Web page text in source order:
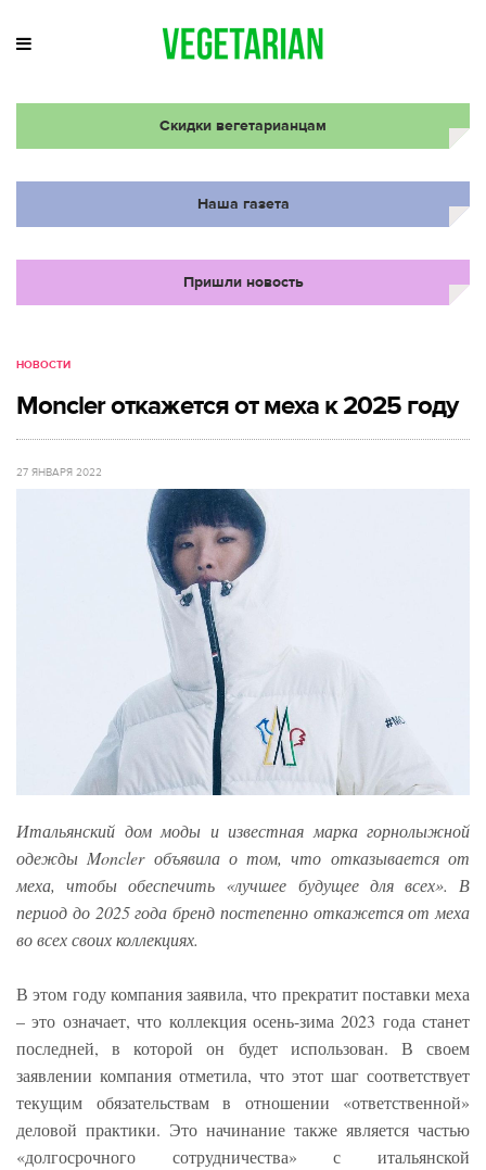
Скидки вегетарианцам
Наша газета
Пришли новость
НОВОСТИ
Moncler откажется от меха к 2025 году
27 ЯНВАРЯ 2022
Итальянский дом моды и известная марка горнолыжной
одежды Moncler объявила о том, что отказывается от
меха, чтобы обеспечить «лучшее будущее для всех». В
период до 2025 года бренд постепенно откажется от меха
во всех своих коллекциях.
В этом году компания заявила, что прекратит поставки меха
– это означает, что коллекция осень-зима 2023 года станет
последней, в которой он будет использован. В своем
заявлении компания отметила, что этот шаг соответствует
текущим обязательствам в отношении «ответственной»
деловой практики. Это начинание также является частью
«долгосрочного сотрудничества» с итальянской